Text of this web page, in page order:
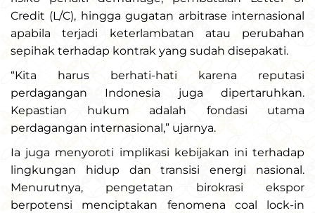
Credit (L/C), hingga gugatan arbitrase internasional
apabila terjadi keterlambatan atau perubahan
sepihak terhadap kontrak yang sudah disepakati.
“Kita harus berhati-hati karena reputasi
perdagangan Indonesia juga dipertaruhkan.
Kepastian hukum adalah fondasi utama
perdagangan internasional,” ujarnya.
Ia juga menyoroti implikasi kebijakan ini terhadap
lingkungan hidup dan transisi energi nasional.
Menurutnya, pengetatan birokrasi ekspor
berpotensi menciptakan fenomena coal lock-in